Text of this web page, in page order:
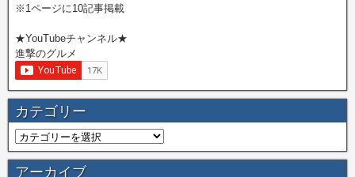
※1ページに10記事掲載
★YouTubeチャンネル★
進撃のグルメ
カテゴリー
アーカイブ